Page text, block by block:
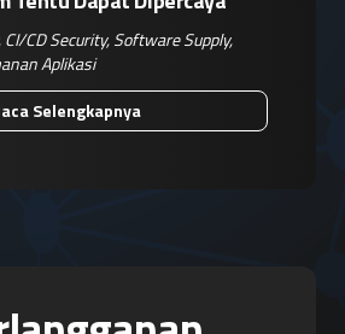
CI/CD Security,Software Supply,
Aplikasi
Selengkapnya